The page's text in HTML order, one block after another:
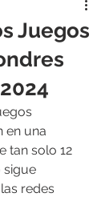
Juegos
en una
tan solo 12
sigue
redes